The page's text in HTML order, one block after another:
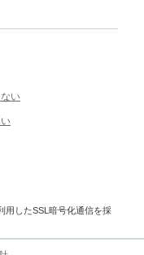
い
用したSSL暗号化通信を採